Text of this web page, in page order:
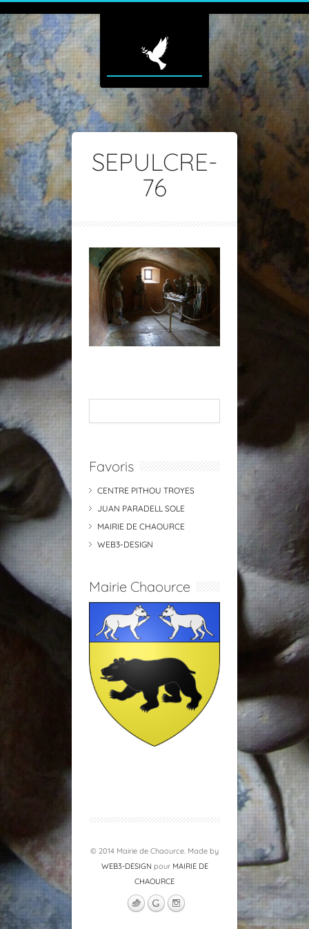
SEPULCRE-
76
Favoris
CENTRE PITHOU TROYES
JUAN PARADELL SOLE
MAIRIE DE CHAOURCE
WEB3-DESIGN
Mairie Chaource
© 2014 Mairie de Chaource. Made by
WEB3-DESIGN pour MAIRIE DE
CHAOURCE